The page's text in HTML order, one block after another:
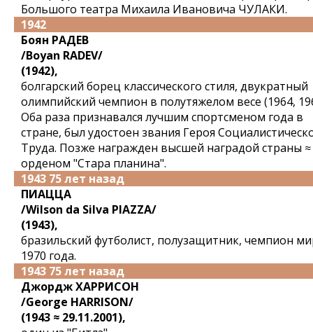
Большого театра Михаила Ивановича ЧУЛАКИ.
1942
Боян РАДЕВ
/Boyan RADEV/
(1942),
болгарский борец классического стиля, двукратный
олимпийский чемпион в полутяжелом весе (1964,
Оба раза признавался лучшим спортсменом года в
стране, был удостоен звания Героя
Труда. Позже награжден высшей наградой страны ≈
орденом "Стара планина".
1943 75 лет назад
ПИАЦЦА
/Wilson da Silva PIAZZA/
(1943),
бразильский футболист, полузащитник, чемпион
1970 года.
1943 75 лет назад
Джордж ХАРРИСОН
/George HARRISON/
(1943 ≈ 29.11.2001),